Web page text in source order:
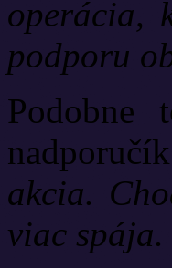
operácia,
podporu
Podobne
nadporučík
akcia.
viac